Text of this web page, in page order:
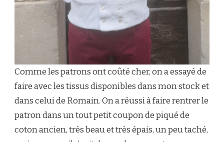
Comme les patrons ont coûté cher, on a essayé de
faire avec les tissus disponibles dans mon stock et
dans celui de Romain. On a réussi à faire rentrer le
patron dans un tout petit coupon de piqué de
coton ancien, très beau et très épais, un peu taché,